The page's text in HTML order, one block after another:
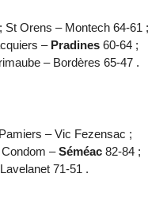
St Orens – Montech 64-61 ;
– Pradines 60-64 ;
– Bordères 65-47 .
– Vic Fezensac ;
–Séméac 82-84 ;
71-51 .